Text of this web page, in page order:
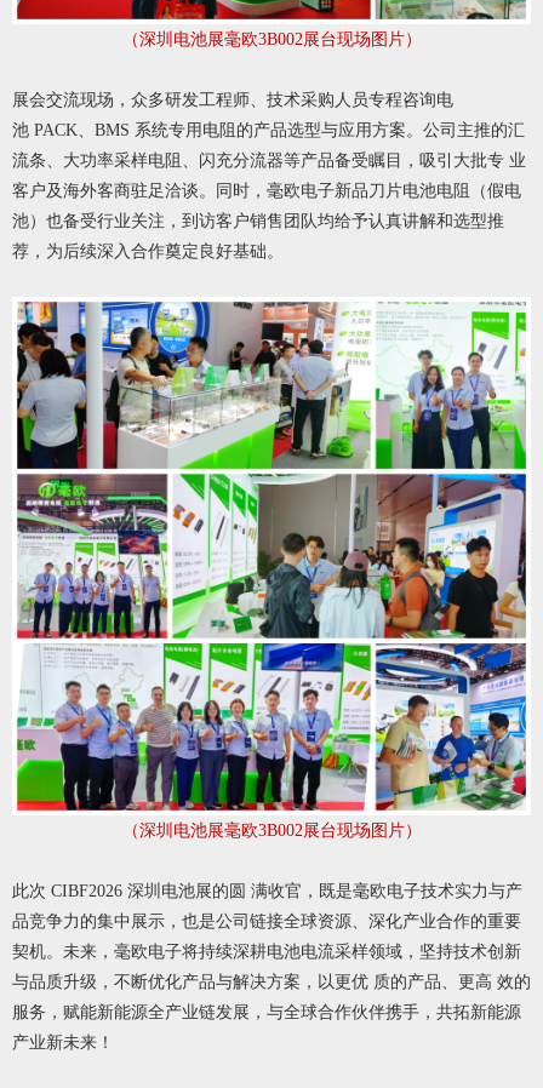
（深圳电池展毫欧3B002展台现场图片）
展会交流现场，众多研发工程师、技术采购人员专程咨询电
池 PACK、BMS 系统专用电阻的产品选型与应用方案。公司主推的汇
流条、大功率采样电阻、闪充分流器等产品备受瞩目，吸引大批专 业
客户及海外客商驻足洽谈。同时，毫欧电子新品刀片电池电阻（假电
池）也备受行业关注，到访客户销售团队均给予认真讲解和选型推
荐，为后续深入合作奠定良好基础。
（深圳电池展毫欧3B002展台现场图片）
此次 CIBF2026 深圳电池展的圆 满收官，既是毫欧电子技术实力与产
品竞争力的集中展示，也是公司链接全球资源、深化产业合作的重要
契机。未来，毫欧电子将持续深耕电池电流采样领域，坚持技术创新
与品质升级，不断优化产品与解决方案，以更优 质的产品、更高 效的
服务，赋能新能源全产业链发展，与全球合作伙伴携手，共拓新能源
产业新未来！